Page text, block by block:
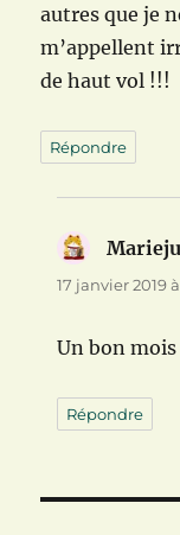
autres que je
m’appellent
de haut vol !!!
Répondre
17 janvier 2019
Un bon
Répondre